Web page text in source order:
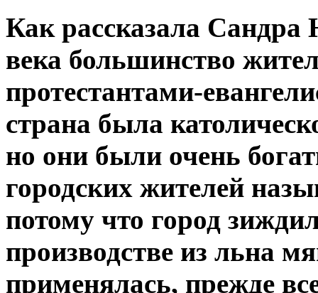
Как рассказала Сандра
века большинство
протестантами-
страна была
но они были очень
городских жителей
потому что город
производстве из льна
применялась, прежде